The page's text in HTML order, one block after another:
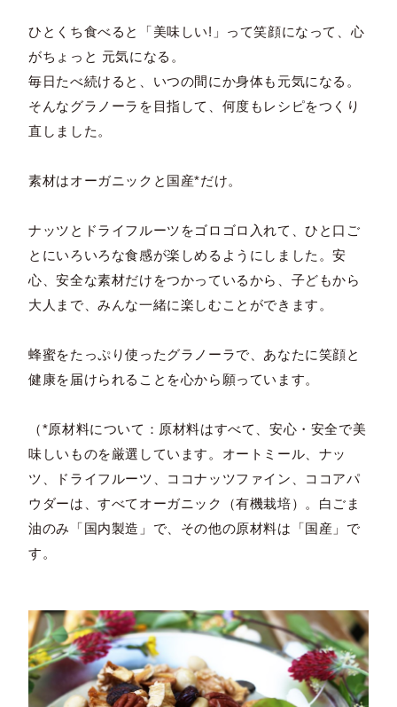
ひとくち食べると「美味しい!」って笑顔になって、心
がちょっと 元気になる。
毎日たべ続けると、いつの間にか身体も元気になる。
そんなグラノーラを目指して、何度もレシピをつくり
直しました。
素材はオーガニックと国産*だけ。
ナッツとドライフルーツをゴロゴロ入れて、ひと口ご
とにいろいろな食感が楽しめるようにしました。安
心、安全な素材だけをつかっているから、子どもから
大人まで、みんな一緒に楽しむことができます。
蜂蜜をたっぷり使ったグラノーラで、あなたに笑顔と
健康を届けられることを心から願っています。
（*原材料について：原材料はすべて、安心・安全で美
味しいものを厳選しています。オートミール、ナッ
ツ、ドライフルーツ、ココナッツファイン、ココアパ
ウダーは、すべてオーガニック（有機栽培）。白ごま
油のみ「国内製造」で、その他の原材料は「国産」で
す。